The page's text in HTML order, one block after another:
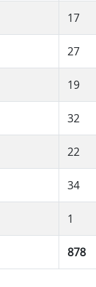
17
27
19
32
22
34
1
878